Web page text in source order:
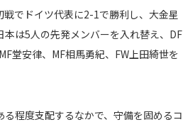
でドイツ代表に2-1で勝利し、大金星
本は5人の先発メンバーを入れ替え、DF
堂安律、MF相馬勇紀、FW上田綺世を
程度支配するなかで、守備を固めるコ